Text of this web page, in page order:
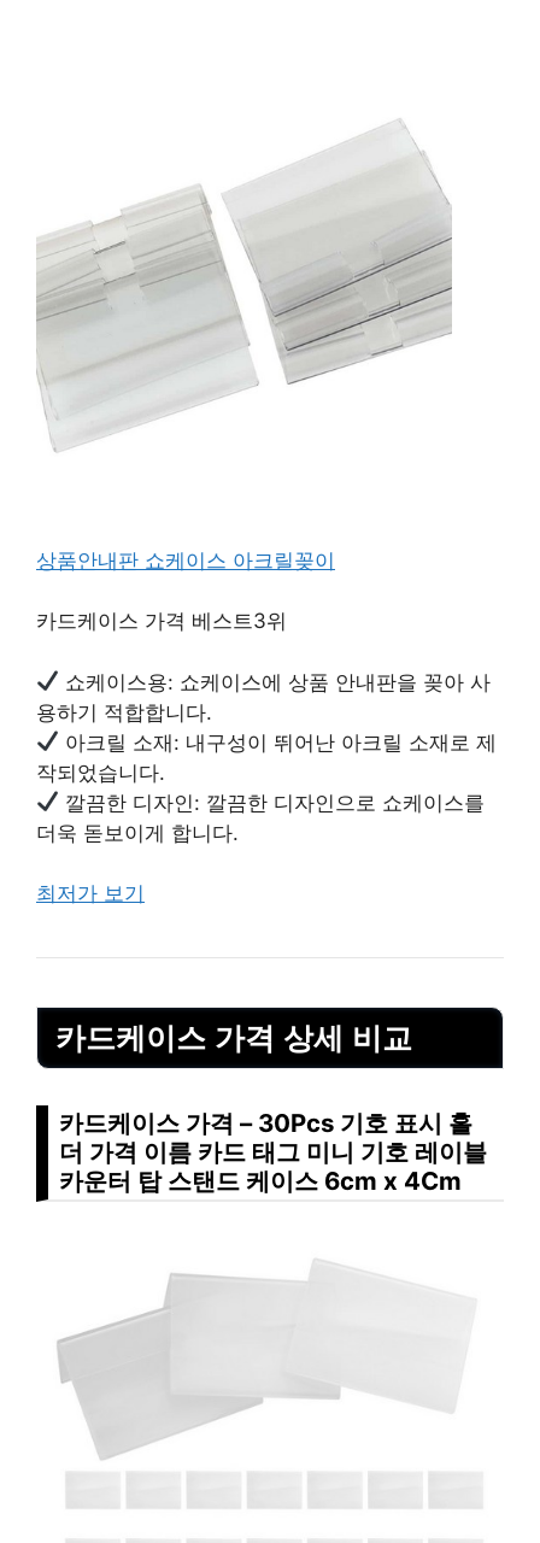
상품안내판 쇼케이스 아크릴꽂이
카드케이스 가격 베스트3위
쇼케이스용: 쇼케이스에 상품 안내판을 꽂아 사
용하기 적합합니다.
아크릴 소재: 내구성이 뛰어난 아크릴 소재로 제
작되었습니다.
깔끔한 디자인: 깔끔한 디자인으로 쇼케이스를
더욱 돋보이게 합니다.
최저가 보기
카드케이스 가격 상세 비교
카드케이스 가격 – 30Pcs 기호 표시 홀
더 가격 이름 카드 태그 미니 기호 레이블
카운터 탑 스탠드 케이스 6cm x 4Cm